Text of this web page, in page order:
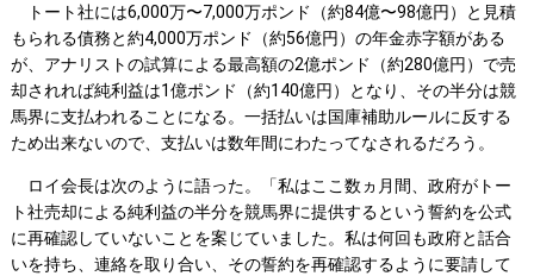
トート社には6,000万〜7,000万ポンド（約84億〜98億円）と見積
もられる債務と約4,000万ポンド（約56億円）の年金赤字額がある
が、アナリストの試算による最高額の2億ポンド（約280億円）で売
却されれば純利益は1億ポンド（約140億円）となり、その半分は競
馬界に支払われることになる。一括払いは国庫補助ルールに反する
ため出来ないので、支払いは数年間にわたってなされるだろう。
ロイ会長は次のように語った。「私はここ数ヵ月間、政府がトー
ト社売却による純利益の半分を競馬界に提供するという誓約を公式
に再確認していないことを案じていました。私は何回も政府と話合
いを持ち、連絡を取り合い、その誓約を再確認するように要請して